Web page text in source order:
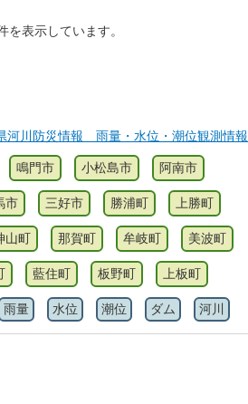
を表示しています。
河川防災情報 雨量・水位・潮位観測情報
鳴門市 小松島市 阿南市
市 三好市 勝浦町 上勝町
山町 那賀町 牟岐町 美波町
藍住町 板野町 上板町
雨量 水位 潮位 ダム 河川